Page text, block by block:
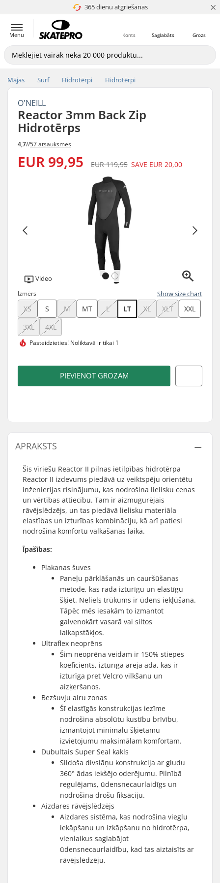
365 dienu atgriešanas
4.8 no 5 ×
Menu Grozs
Saglabāts
Konts
Mājas Surf Hidrotērpi Hidrotērpi
O'NEILL
Reactor 3mm Back Zip
Hidrotērps
4,7//57 atsauksmes
EUR 99,95 EUR 119,95 SAVE EUR 20,00
Video
Izmērs Show size chart
XS S M MT L LT XL XLT
XXL
3XL
4XL
Pasteidzieties! Noliktavā ir tikai 1
PIEVIENOT GROZAM
APRAKSTS
Šis vīriešu Reactor II pilnas ietilpības hidrotērpa
Reactor II izdevums piedāvā uz veiktspēju orientētu
inženierijas risinājumu, kas nodrošina lielisku cenas
un vērtības attiecību. Tam ir aizmugurējais
rāvējslēdzējs, un tas piedāvā lielisku materiāla
elastības un izturības kombināciju, kā arī patiesi
nodrošina komfortu valkāšanas laikā.
Īpašības:
Plakanas šuves
Paneļu pārklāšanās un cauršūšanas
metode, kas rada izturīgu un elastīgu
šķiet. Neliels trūkums ir ūdens iekļūšana.
Tāpēc mēs iesakām to izmantot
galvenokārt vasarā vai siltos
laikapstākļos.
Ultraflex neoprēns
Šim neoprēna veidam ir 150% stiepes
koeficients, izturīga ārējā āda, kas ir
izturīga pret Velcro vilkšanu un
aizķeršanos.
Bezšuvju airu zonas
Šī elastīgās konstrukcijas iezīme
nodrošina absolūtu kustību brīvību,
izmantojot minimālu šķietamu
izvietojumu maksimālam komfortam.
Dubultais Super Seal kakls
Sildoša divslāņu konstrukcija ar gludu
360° ādas iekšējo oderējumu. Pilnībā
regulējams, ūdensnecaurlaidīgs un
nodrošina drošu fiksāciju.
Aizdares rāvējslēdzējs
Aizdares sistēma, kas nodrošina vieglu
iekāpšanu un izkāpšanu no hidrotērpa,
vienlaikus saglabājot
ūdensnecaurlaidību, kad tas aiztaisīts ar
rāvējslēdzēju.